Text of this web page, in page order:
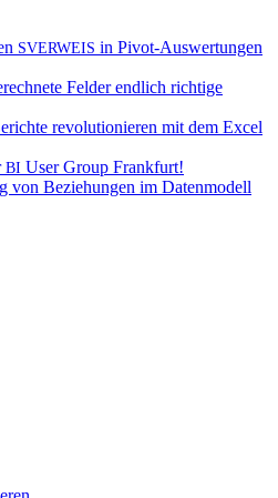
SVERWEIS in Pivot-Auswertungen
Felder endlich richtige
revolutionieren mit dem Excel
BI User Group Frankfurt!
von Beziehungen im Datenmodell